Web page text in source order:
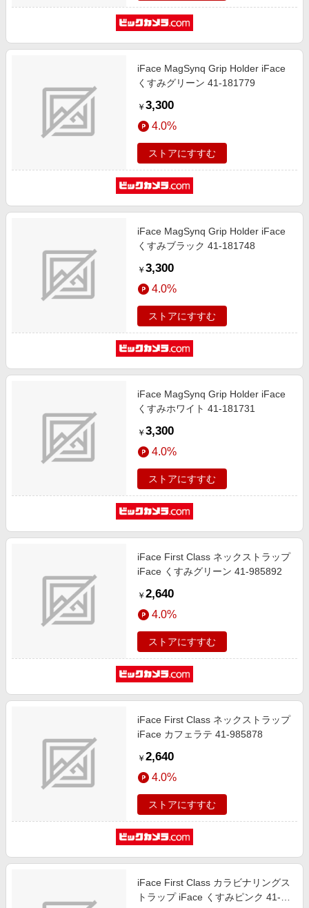
iFace MagSynq Grip Holder iFace
くすみグリーン 41-181779
￥ 3,300
4.0%
ストアにすすむ
iFace MagSynq Grip Holder iFace
くすみブラック 41-181748
￥ 3,300
4.0%
ストアにすすむ
iFace MagSynq Grip Holder iFace
くすみホワイト 41-181731
￥ 3,300
4.0%
ストアにすすむ
iFace First Class ネックストラップ
iFace くすみグリーン 41-985892
￥ 2,640
4.0%
ストアにすすむ
iFace First Class ネックストラップ
iFace カフェラテ 41-985878
￥ 2,640
4.0%
ストアにすすむ
iFace First Class カラビナリングス
トラップ iFace くすみピンク 41-